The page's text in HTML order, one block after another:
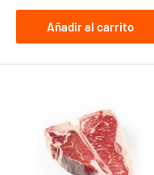
venta
Añadir al carrito